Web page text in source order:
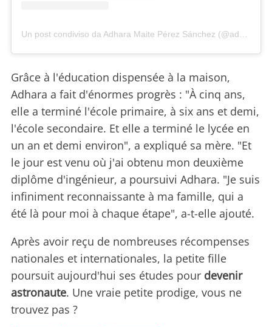
Un post condiviso da Adhara Maite Pérez Sánchez (@adhara_perez11)
Grâce à l'éducation dispensée à la maison,
Adhara a fait d'énormes progrès : "À cinq ans,
elle a terminé l'école primaire, à six ans et demi,
l'école secondaire. Et elle a terminé le lycée en
un an et demi environ", a expliqué sa mère. "Et
le jour est venu où j'ai obtenu mon deuxième
diplôme d'ingénieur, a poursuivi Adhara. "Je suis
infiniment reconnaissante à ma famille, qui a
été là pour moi à chaque étape", a-t-elle ajouté.
Après avoir reçu de nombreuses récompenses
nationales et internationales, la petite fille
poursuit aujourd'hui ses études pour devenir
astronaute. Une vraie petite prodige, vous ne
trouvez pas ?